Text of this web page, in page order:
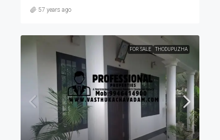
57 years ago
FOR SALE THODUPUZHA